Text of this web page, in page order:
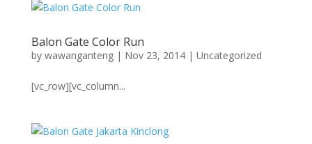
Balon Gate Color Run
by wawanganteng| Nov 23, 2014| Uncategorized
[vc_row][vc_column...